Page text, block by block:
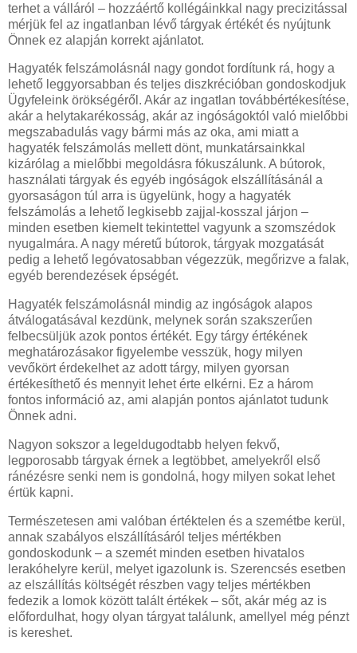
terhet a válláról – hozzáértő kollégáinkkal nagy precizitással
mérjük fel az ingatlanban lévő tárgyak értékét és nyújtunk
Önnek ez alapján korrekt ajánlatot.
Hagyaték felszámolásnál nagy gondot fordítunk rá, hogy a
lehető leggyorsabban és teljes diszkrécióban gondoskodjuk
Ügyfeleink örökségéről. Akár az ingatlan továbbértékesítése,
akár a helytakarékosság, akár az ingóságoktól való mielőbbi
megszabadulás vagy bármi más az oka, ami miatt a
hagyaték felszámolás mellett dönt, munkatársainkkal
kizárólag a mielőbbi megoldásra fókuszálunk. A bútorok,
használati tárgyak és egyéb ingóságok elszállításánál a
gyorsaságon túl arra is ügyelünk, hogy a hagyaték
felszámolás a lehető legkisebb zajjal-kosszal járjon –
minden esetben kiemelt tekintettel vagyunk a szomszédok
nyugalmára. A nagy méretű bútorok, tárgyak mozgatását
pedig a lehető legóvatosabban végezzük, megőrizve a falak,
egyéb berendezések épségét.
Hagyaték felszámolásnál mindig az ingóságok alapos
átválogatásával kezdünk, melynek során szakszerűen
felbecsüljük azok pontos értékét. Egy tárgy értékének
meghatározásakor figyelembe vesszük, hogy milyen
vevőkört érdekelhet az adott tárgy, milyen gyorsan
értékesíthető és mennyit lehet érte elkérni. Ez a három
fontos információ az, ami alapján pontos ajánlatot tudunk
Önnek adni.
Nagyon sokszor a legeldugodtabb helyen fekvő,
legporosabb tárgyak érnek a legtöbbet, amelyekről első
ránézésre senki nem is gondolná, hogy milyen sokat lehet
értük kapni.
Természetesen ami valóban értéktelen és a szemétbe kerül,
annak szabályos elszállításáról teljes mértékben
gondoskodunk – a szemét minden esetben hivatalos
lerakóhelyre kerül, melyet igazolunk is. Szerencsés esetben
az elszállítás költségét részben vagy teljes mértékben
fedezik a lomok között talált értékek – sőt, akár még az is
előfordulhat, hogy olyan tárgyat találunk, amellyel még pénzt
is kereshet.